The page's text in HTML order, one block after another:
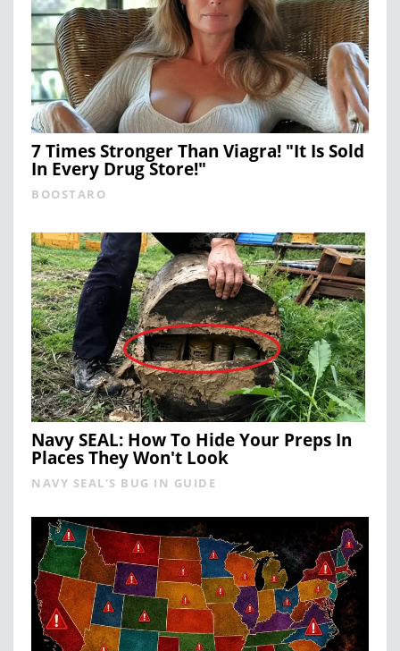
7 Times Stronger Than Viagra! "It Is Sold
In Every Drug Store!"
BOOSTARO
Navy SEAL: How To Hide Your Preps In
Places They Won't Look
NAVY SEAL'S BUG IN GUIDE